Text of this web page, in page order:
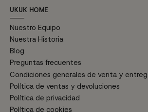
UKUK HOME
Nuestro Equipo
Nuestra Historia
Blog
Preguntas frecuentes
Condiciones generales de venta y
Política de ventas y devoluciones
Política de privacidad
Política de cookies